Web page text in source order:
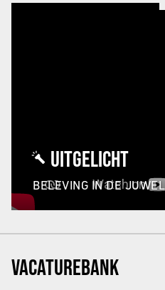
UITGELICHT
BELEVING IN DE
VACATUREBANK